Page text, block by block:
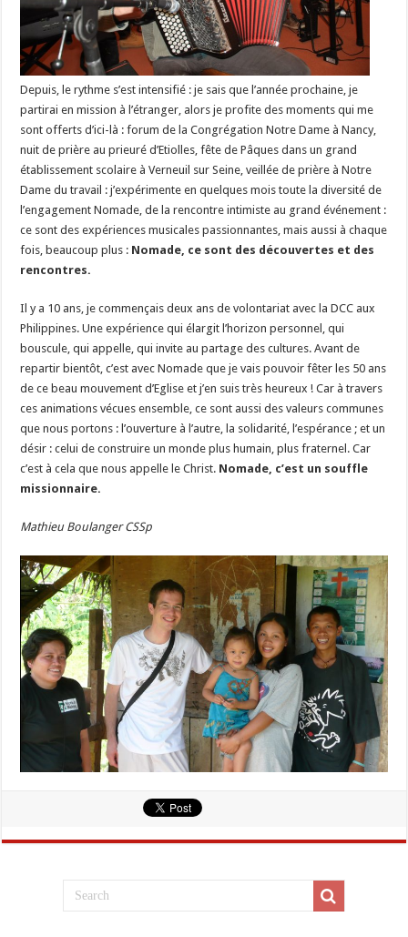
Depuis, le rythme s’est intensifié : je sais que l’année prochaine, je
partirai en mission à l’étranger, alors je profite des moments qui me
sont offerts d’ici-là : forum de la Congrégation Notre Dame à Nancy,
nuit de prière au prieuré d’Etiolles, fête de Pâques dans un grand
établissement scolaire à Verneuil sur Seine, veillée de prière à Notre
Dame du travail : j’expérimente en quelques mois toute la diversité de
l’engagement Nomade, de la rencontre intimiste au grand événement :
ce sont des expériences musicales passionnantes, mais aussi à chaque
fois, beaucoup plus : Nomade, ce sont des découvertes et des
rencontres.
Il y a 10 ans, je commençais deux ans de volontariat avec la DCC aux
Philippines. Une expérience qui élargit l’horizon personnel, qui
bouscule, qui appelle, qui invite au partage des cultures. Avant de
repartir bientôt, c’est avec Nomade que je vais pouvoir fêter les 50 ans
de ce beau mouvement d’Eglise et j’en suis très heureux ! Car à travers
ces animations vécues ensemble, ce sont aussi des valeurs communes
que nous portons : l’ouverture à l’autre, la solidarité, l’espérance ; et un
désir : celui de construire un monde plus humain, plus fraternel. Car
c’est à cela que nous appelle le Christ. Nomade, c’est un souffle
missionnaire.
Mathieu Boulanger CSSp